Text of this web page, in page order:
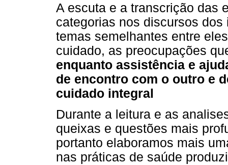
A escuta e a transcrição das
categorias nos discursos
temas semelhantes entre
cuidado, as preocupações
enquanto assistência e
de encontro com o outro e
cuidado integral
Durante a leitura e as
queixas e questões mais
portanto elaboramos mais
nas práticas de saúde